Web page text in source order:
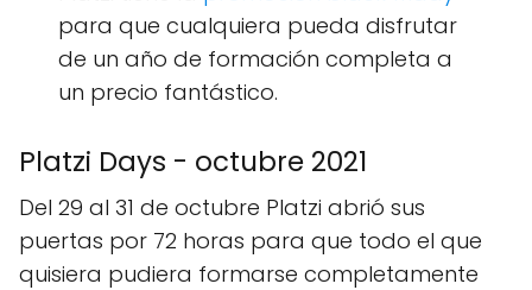
para que cualquiera pueda disfrutar
de un año de formación completa a
un precio fantástico.
Platzi Days - octubre 2021
Del 29 al 31 de octubre Platzi abrió sus
puertas por 72 horas para que todo el que
quisiera pudiera formarse completamente